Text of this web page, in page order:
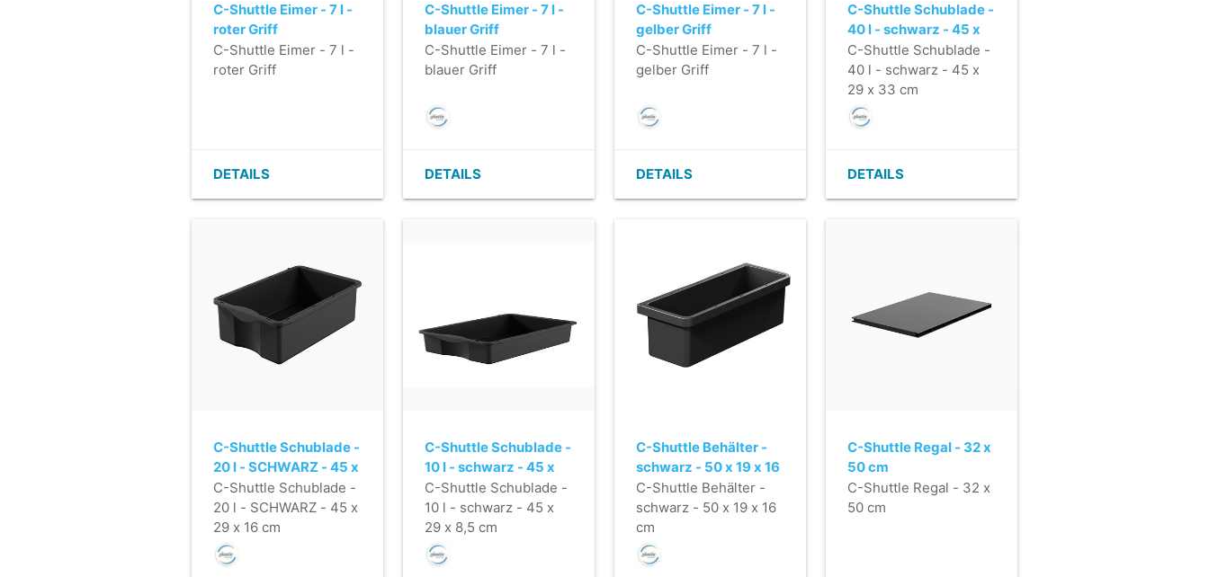
C-Shuttle Eimer - 7 l -
roter Griff
C-Shuttle Eimer - 7 l -
roter Griff
DETAILS
C-Shuttle Eimer - 7 l -
blauer Griff
C-Shuttle Eimer - 7 l -
blauer Griff
DETAILS
C-Shuttle Eimer - 7 l -
gelber Griff
C-Shuttle Eimer - 7 l -
gelber Griff
DETAILS
C-Shuttle Schublade -
40 l - schwarz - 45 x
29 x 33 cm
C-Shuttle Schublade -
40 l - schwarz - 45 x
29 x 33 cm
DETAILS
C-Shuttle Schublade -
20 l - SCHWARZ - 45 x
29 x 16 cm
C-Shuttle Schublade -
20 l - SCHWARZ - 45 x
29 x 16 cm
C-Shuttle Schublade -
10 l - schwarz - 45 x
29 x 8,5 cm
C-Shuttle Schublade -
10 l - schwarz - 45 x
29 x 8,5 cm
C-Shuttle Behälter -
schwarz - 50 x 19 x 16
cm
C-Shuttle Behälter -
schwarz - 50 x 19 x 16
cm
C-Shuttle Regal - 32 x
50 cm
C-Shuttle Regal - 32 x
50 cm